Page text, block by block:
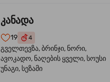
კანადა
19 4
გველთევზა, ბრინჯი, ნორი,
ავოკადო, ნაღების ყველი, სოუსი
უნაგი, სეზამი